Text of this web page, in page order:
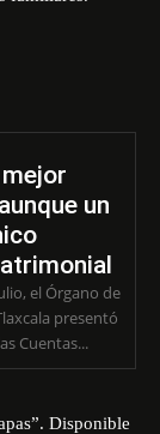
un
el Órgano de
presentó
Cuentas...
Disponible